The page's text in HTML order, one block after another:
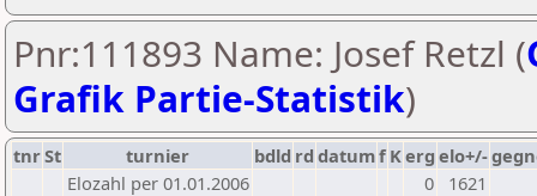
Pnr:111893 Name: Josef Retzl (
Grafik Partie-Statistik)
tnrSt turnier bdld rd datumf Kerg elo+/-
Elozahl per 01.01.2006
0
1621